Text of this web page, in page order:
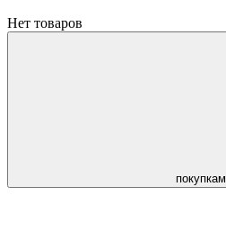
Нет товаров
покупкам